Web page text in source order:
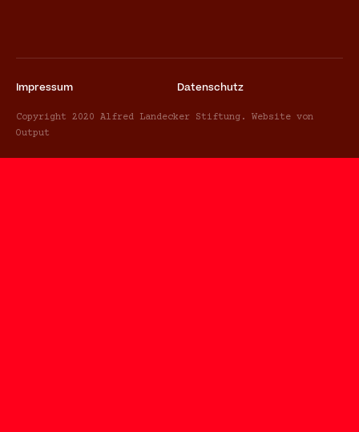
Impressum Datenschutz
Copyright 2020 Alfred Landecker Stiftung. Website von
Output